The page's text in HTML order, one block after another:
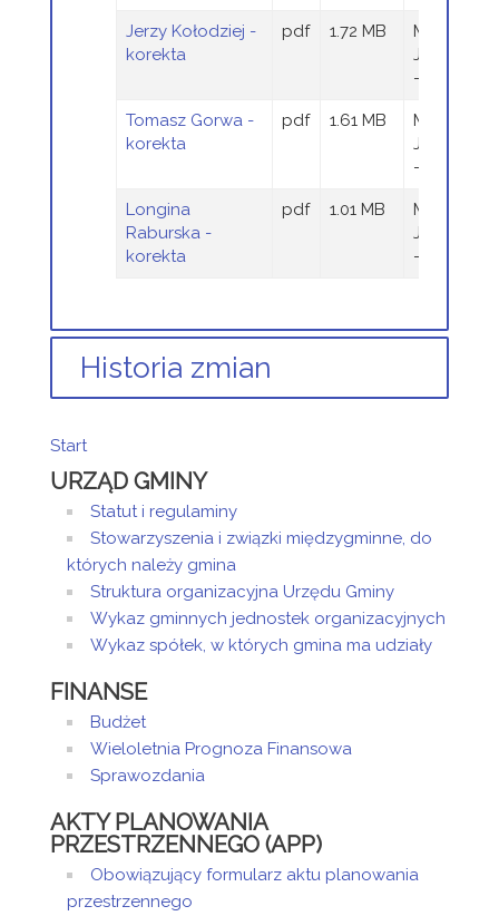
Jerzy Kołodziej -
korekta
pdf 1.72 MB
-
Tomasz Gorwa -
korekta
pdf 1.61 MB
-
Longina
Raburska -
korekta
pdf 1.01 MB
-
Historia zmian
utworzony.
Dodane
załączniki
Dariusz
Matuszewski -
Radny Rady
Gminy
Kostaniak -
Radny Rady
Gminy
Krzysztof
Kołacki - Radny
Rady Gminy
Anna
Wasilewska -
Radna Rady
Gminy
10:17
Start
URZĄD GMINY
Statut i regulaminy
Stowarzyszenia i związki międzygminne, do
których należy gmina
Struktura organizacyjna Urzędu Gminy
Wykaz gminnych jednostek organizacyjnych
Wykaz spółek, w których gmina ma udziały
FINANSE
Budżet
Wieloletnia Prognoza Finansowa
Sprawozdania
AKTY PLANOWANIA
PRZESTRZENNEGO (APP)
Obowiązujący formularz aktu planowania
przestrzennego